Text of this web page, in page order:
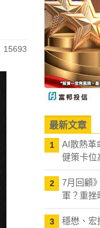
15693
最新文章
1
AI散熱革
健策卡位
2
7月回顧
軍？重挫
3
穩懋、宏